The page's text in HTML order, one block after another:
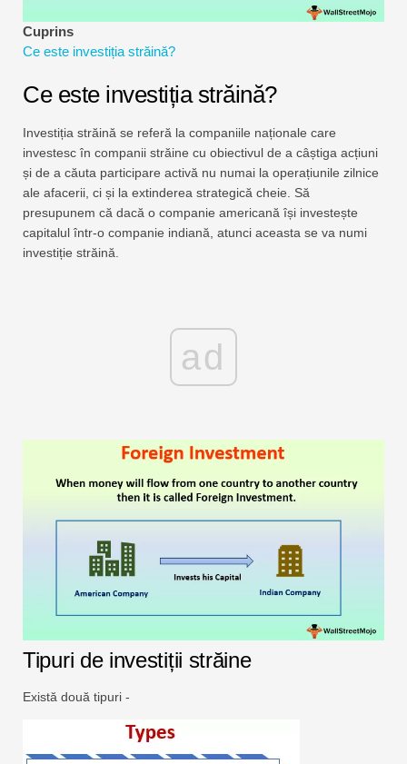
Formular complet
Tutoriale de gestionare a riscurilor
Cuprins
Ce este investiția străină?
Ce este investiția străină?
Investiția străină se referă la companiile naționale care
investesc în companii străine cu obiectivul de a câștiga acțiuni
și de a căuta participare activă nu numai la operațiunile zilnice
ale afacerii, ci și la extinderea strategică cheie. Să
presupunem că dacă o companie americană își investește
capitalul într-o companie indiană, atunci aceasta se va numi
investiție străină.
ad
Tipuri de investiții străine
Există două tipuri -